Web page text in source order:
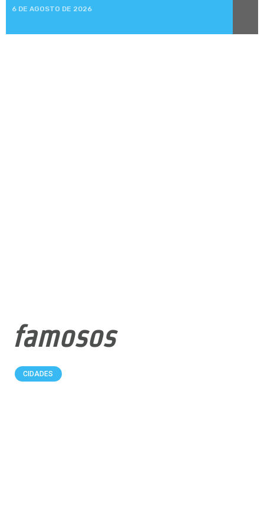
6 DE AGOSTO DE 2026
famosos
CIDADES